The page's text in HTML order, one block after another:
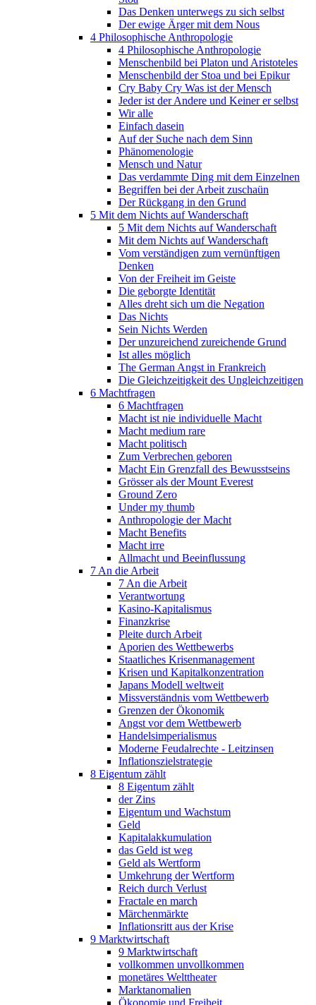
Das Denken unterwegs zu sich selbst
Der ewige Ärger mit dem Nous
4 Philosophische Anthropologie
4 Philosophische Anthropologie
Menschenbild bei Platon und Aristoteles
Menschenbild der Stoa und bei Epikur
Cry Baby Cry Was ist der Mensch
Jeder ist der Andere und Keiner er selbst
Wir alle
Einfach dasein
Auf der Suche nach dem Sinn
Phänomenologie
Mensch und Natur
Das verdammte Ding mit dem Einzelnen
Begriffen bei der Arbeit zuschaün
Der Rückgang in den Grund
5 Mit dem Nichts auf Wanderschaft
5 Mit dem Nichts auf Wanderschaft
Mit dem Nichts auf Wanderschaft
Vom verständigen zum vernünftigen
Denken
Von der Freiheit im Geiste
Die geborgte Identität
Alles dreht sich um die Negation
Das Nichts
Sein Nichts Werden
Der unzureichend zureichende Grund
Ist alles möglich
The German Angst in Frankreich
Die Gleichzeitigkeit des Ungleichzeitigen
6 Machtfragen
6 Machtfragen
Macht ist nie individuelle Macht
Macht medium rare
Macht politisch
Zum Verbrechen geboren
Macht Ein Grenzfall des Bewusstseins
Grösser als der Mount Everest
Ground Zero
Under my thumb
Anthropologie der Macht
Macht Benefits
Macht irre
Allmacht und Beeinflussung
7 An die Arbeit
7 An die Arbeit
Verantwortung
Kasino-Kapitalismus
Finanzkrise
Pleite durch Arbeit
Aporien des Wettbewerbs
Staatliches Krisenmanagement
Krisen und Kapitalkonzentration
Japans Modell weltweit
Missverständnis vom Wettbewerb
Grenzen der Ökonomik
Angst vor dem Wettbewerb
Handelsimperialismus
Moderne Feudalrechte - Leitzinsen
Inflationszielstrategie
8 Eigentum zählt
8 Eigentum zählt
der Zins
Eigentum und Wachstum
Geld
Kapitalakkumulation
das Geld ist weg
Geld als Wertform
Umkehrung der Wertform
Reich durch Verlust
Fractale en march
Märchenmärkte
Inflationsritt aus der Krise
9 Marktwirtschaft
9 Marktwirtschaft
vollkommen unvollkommen
monetäres Welttheater
Marktanomalien
Ökonomie und Freiheit